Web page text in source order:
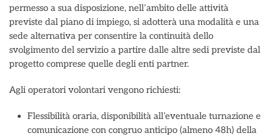
permesso a sua disposizione, nell’ambito delle attività
previste dal piano di impiego, si adotterà una modalità e una
sede alternativa per consentire la continuità dello
svolgimento del servizio a partire dalle altre sedi previste dal
progetto comprese quelle degli enti partner.
Agli operatori volontari vengono richiesti:
Flessibilità oraria, disponibilità all’eventuale turnazione e
comunicazione con congruo anticipo (almeno 48h) della